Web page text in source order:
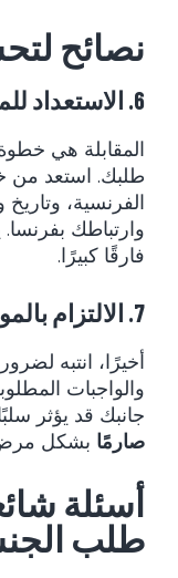
نصائح
6. الاستعداد للمقابلة
المقابلة هي
طلبك. استعد من
الفرنسية،
وارتباطك
فارقًا كبيرًا.
7. الالتزام بالمواعيد النهائية والواجبات
أخيرًا، انتبه
والواجبات
جانبك قد يؤثر
صارمًا بشكل
أسئلة
طلب